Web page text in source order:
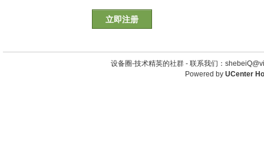
立即注册
设备圈-技术精英的社群 - 联系我们：
Powered by UCenter